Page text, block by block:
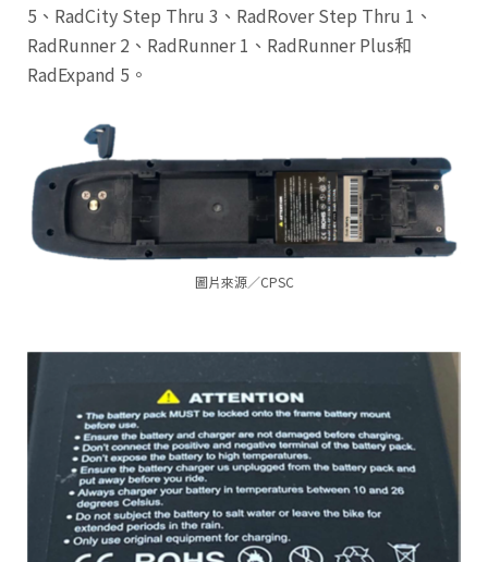
5、RadCity Step Thru 3、RadRover Step Thru 1、
RadRunner 2、RadRunner 1、RadRunner Plus和
RadExpand 5。
圖片來源／CPSC